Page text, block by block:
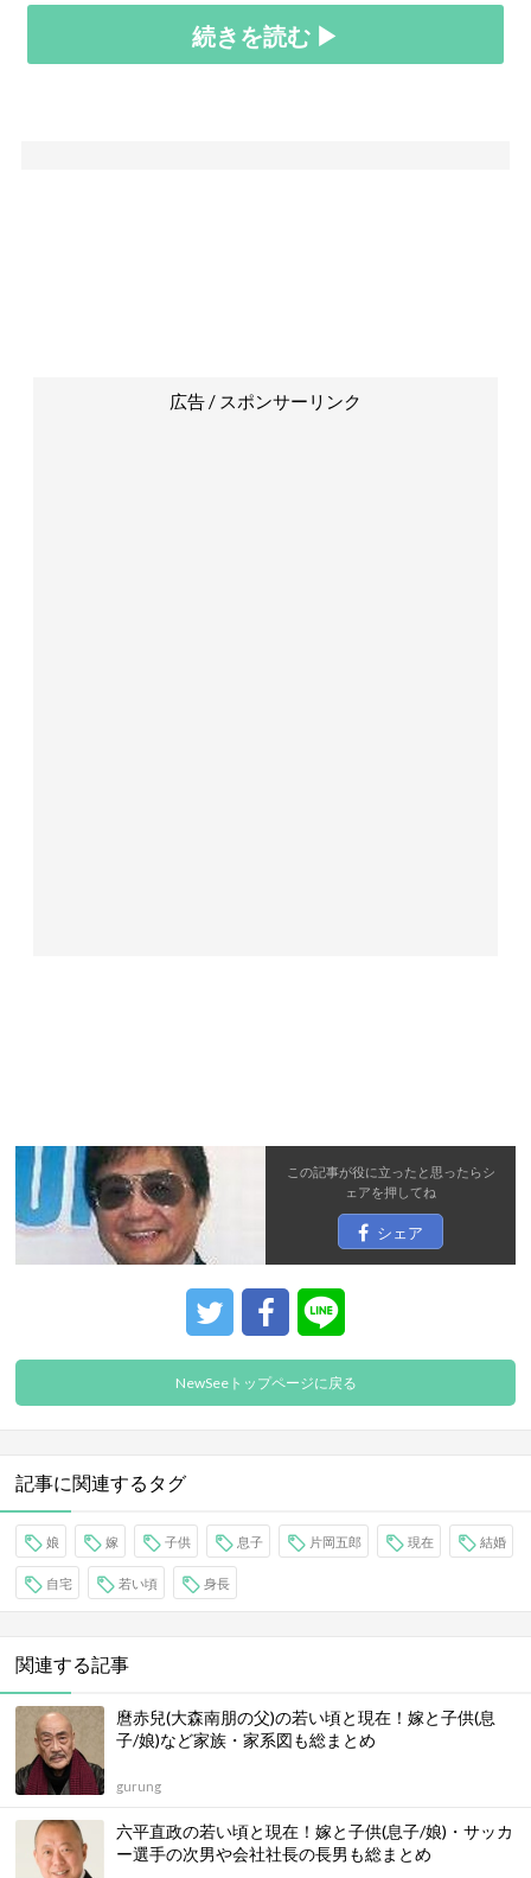
続きを読む ▶
広告 / スポンサーリンク
この記事が役に立ったと思ったらシ
ェアを押してね
シェア
NewSeeトップページに戻る
記事に関連するタグ
娘 嫁 子供 息子 片岡五郎 現在 結婚
自宅 若い頃 身長
関連する記事
麿赤兒(大森南朋の父)の若い頃と現在！嫁と子供(息
子/娘)など家族・家系図も総まとめ
gurung
六平直政の若い頃と現在！嫁と子供(息子/娘)・サッカ
ー選手の次男や会社社長の長男も総まとめ